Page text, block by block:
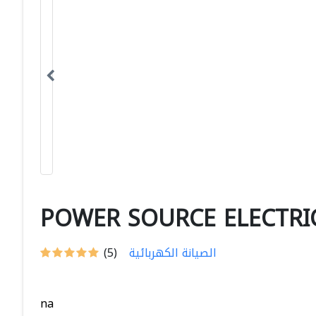
POWER SOURCE
(5) الصيانة الكهربائية
na